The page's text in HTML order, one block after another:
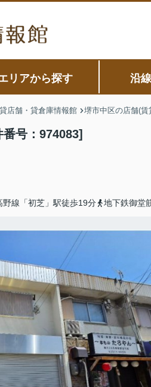
リアから探す 沿
店舗・貸倉庫情報館 堺市中区の店舗(賃
号：974083]
野線「初芝」駅徒歩19分 地下鉄御堂